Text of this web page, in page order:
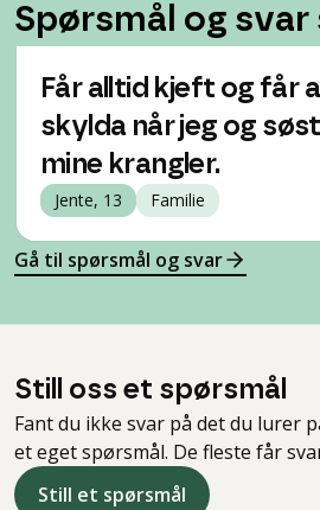
Spørsmål og svar
Får alltid kjeft og får
skylda når jeg og
mine krangler.
Jente, 13 Familie
Gå til spørsmål og svar
Still oss et spørsmål
Fant du ikke svar på det du lurer
et eget spørsmål. De fleste får
Still et spørsmål